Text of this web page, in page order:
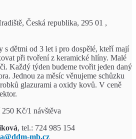
Česká republika, 295 01 ,
s dětmi od 3 let i pro dospělé, kteří mají
při tvoření z keramické hlíny. Malé
Každý týden budeme tvořit jeden daný
Jednou za měsíc věnujeme schůzku
glazurami a oxidy kovů. V ceně
Kč/1 návštěva
, tel.: 724 985 154
mb.cz